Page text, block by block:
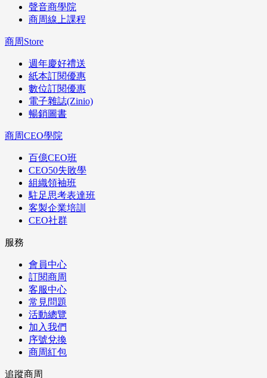
聲音商學院
商周線上課程
商周Store
週年慶好禮送
紙本訂閱優惠
數位訂閱優惠
電子雜誌(Zinio)
暢銷圖書
商周CEO學院
百億CEO班
CEO50失敗學
組織領袖班
駐足思考表達班
客製企業培訓
CEO社群
服務
會員中心
訂閱商周
客服中心
常見問題
活動總覽
加入我們
序號兌換
商周紅包
追蹤商周